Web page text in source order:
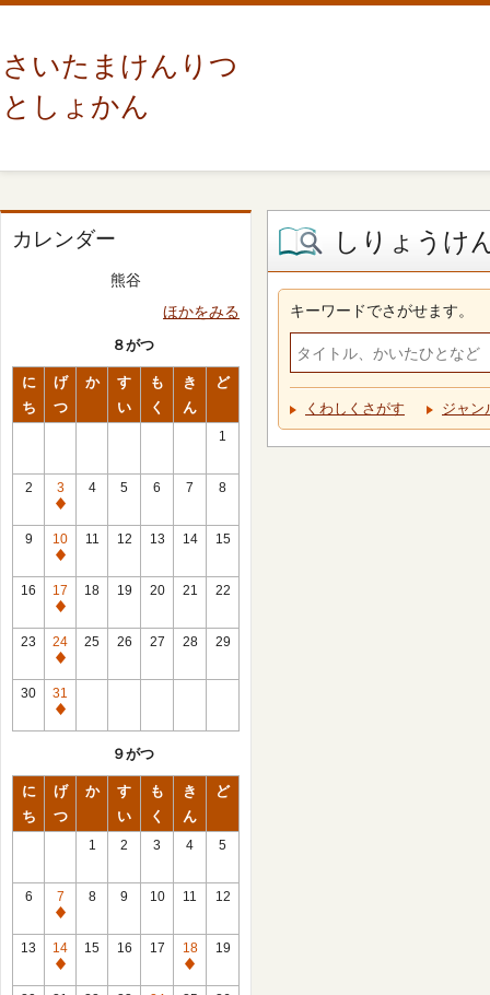
さいたまけんりつ
としょかん
カレンダー
熊谷
ほかをみる
８がつ
に
ち
げ
つ
か
す
い
も
く
き
ん
ど
1
2
3
休
館
日
4 5 6 7 8
9
10
休
館
日
11 12 13 14 15
16
17
休
館
日
18 19 20 21 22
23
24
休
館
日
25 26 27 28 29
30
31
休
９がつ
に
ち
げ
つ
か
す
い
も
く
き
ん
ど
1 2 3 4 5
6
7
休
館
日
8 9 10 11 12
13
14
休
館
15 16 17
18
休
館
19
しりょうけ
キーワードでさがせます。
くわしくさがす ジャン